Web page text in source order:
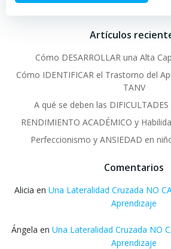
Artículos
Cómo DESARROLLAR una Alta
Cómo IDENTIFICAR el Trastorno del
TANV
A qué se deben las
RENDIMIENTO ACADÉMICO y
Perfeccionismo y ANSIEDAD en
Comentarios
Alicia en Una Lateralidad Cruzada NO
Aprendizaje
Ángela en Una Lateralidad Cruzada NO
Aprendizaje